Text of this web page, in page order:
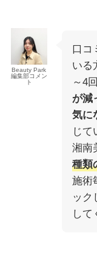
Beauty Park
編集部コメン
ト
口コ
いる
～4
が減
気に
じて
湘南
種類
施術
ック
して